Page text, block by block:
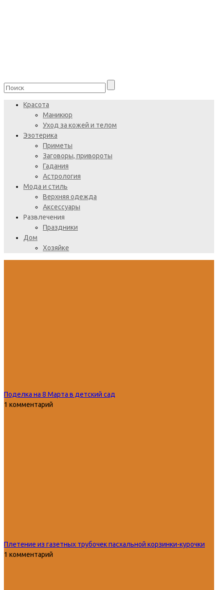
Красота
Маникюр
Уход за кожей и телом
Эзотерика
Приметы
Заговоры, привороты
Гадания
Астрология
Мода и стиль
Верхняя одежда
Аксессуары
Развлечения
Праздники
Дом
Хозяйке
Поделка на 8 Марта в детский сад
1 комментарий
Плетение из газетных трубочек пасхальной корзинки-курочки
1 комментарий